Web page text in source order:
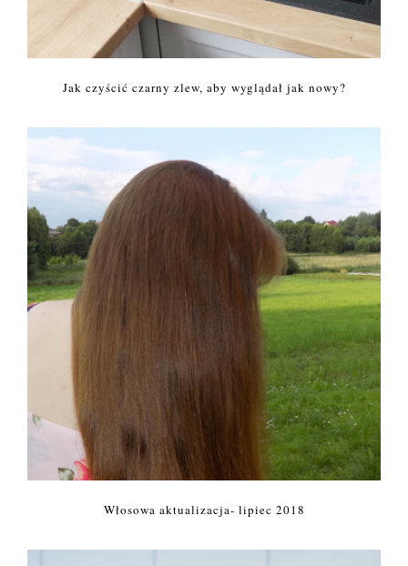
Jak czyścić czarny zlew, aby wyglądał jak nowy?
Włosowa aktualizacja- lipiec 2018